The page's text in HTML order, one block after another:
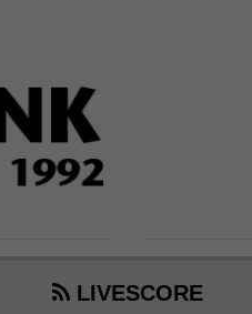
LIVESCORE